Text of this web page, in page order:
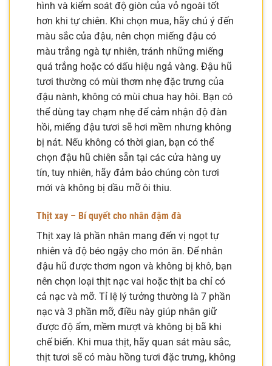
hình và kiểm soát độ giòn của vỏ ngoài tốt
hơn khi tự chiên. Khi chọn mua, hãy chú ý đến
màu sắc của đậu, nên chọn miếng đậu có
màu trắng ngà tự nhiên, tránh những miếng
quá trắng hoặc có dấu hiệu ngả vàng. Đậu hũ
tươi thường có mùi thơm nhẹ đặc trưng của
đậu nành, không có mùi chua hay hôi. Bạn có
thể dùng tay chạm nhẹ để cảm nhận độ đàn
hồi, miếng đậu tươi sẽ hơi mềm nhưng không
bị nát. Nếu không có thời gian, bạn có thể
chọn đậu hũ chiên sẵn tại các cửa hàng uy
tín, tuy nhiên, hãy đảm bảo chúng còn tươi
mới và không bị dầu mỡ ôi thiu.
Thịt xay – Bí quyết cho nhân đậm đà
Thịt xay là phần nhân mang đến vị ngọt tự
nhiên và độ béo ngậy cho món ăn. Để nhân
đậu hũ được thơm ngon và không bị khô, bạn
nên chọn loại thịt nạc vai hoặc thịt ba chỉ có
cả nạc và mỡ. Tỉ lệ lý tưởng thường là 7 phần
nạc và 3 phần mỡ, điều này giúp nhân giữ
được độ ẩm, mềm mượt và không bị bã khi
chế biến. Khi mua thịt, hãy quan sát màu sắc,
thịt tươi sẽ có màu hồng tươi đặc trưng, không